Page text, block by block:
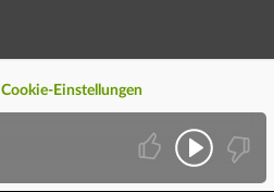
Cookie-Einstellungen